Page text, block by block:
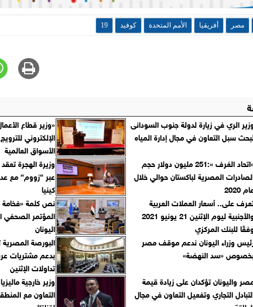
مصر أفريقيا الأمم المتحدة كوفيد 19
وزير الري في زيارة لدولة جنوب السودانى
سبل التعاون في مجال إدارة المياه
«وزير قطاع
الإلكتروني
الأسواق العالمية
«اتحاد الغرف »:251 مليون دولار حجم
المصرية لباكستان حوالي خلال
2020
وزيرة الهجرة تعقد
عبر ”زووم” مع
كينيا
على.. أسعار العملات العربية
والأجنبية ليوم الإثنين 21 يونيو 2021
وفقًا للبنك المركزي‎
نص كلمة
المؤتمر الصحفي
اليونان
وزراء اليونان ندعم موقف مصر
«سد النهضة»
بدعم مشتريات
تداولات الإثنين
واليونان تؤكدان على زيادة قيمة
التجاري وتفعيل التعاون في مجال
وزير خارجية
التعاون مع